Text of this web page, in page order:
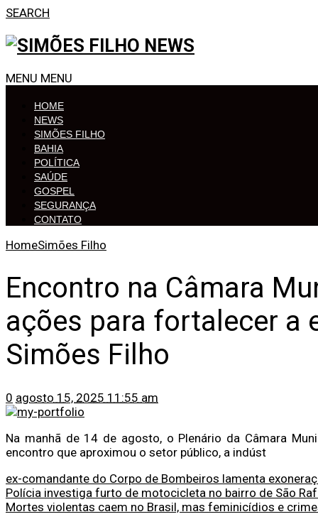
SEARCH
MENU MENU
HOME
NEWS
SIMÕES FILHO
BAHIA
POLÍTICA
SAÚDE
GOSPEL
SEGURANÇA
CONTATO
HomeSimões Filho
Encontro na Câmara
ações para fortalecer a
Simões Filho
0 agosto 15, 2025 11:55 am
Na manhã de 14 de agosto, o Plenário da Câmara
encontro que aproximou o setor público, a indúst
ex-comandante do Corpo de Bombeiros lamenta
Polícia investiga furto de motocicleta no bairro de São
Mortes violentas caem no Brasil, mas feminicídios e